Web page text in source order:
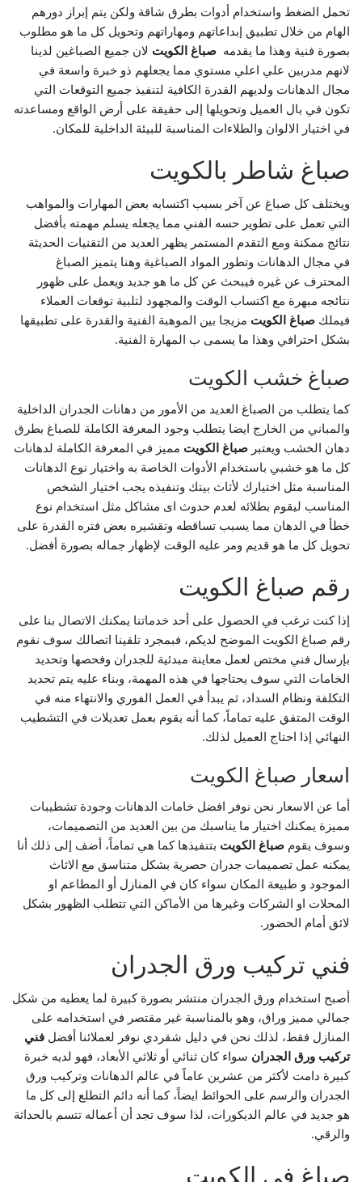
تحمل الضغط واستخدام أدوات بطرق شاقة ولكن يتم إبراز دورهم
الهام من خلال تطبيق إبداعاتهم ومهاراتهم وتحويل كل ما هو مطلوب
بصورة فنية وهذا ما يقدمه صباغ الكويت لان جميع الصباغين لدينا
لانهم مدربين علي اعلي مستوي مما يجعلهم ذو خبرة واسعة في
مجال الدهانات ولديهم القدرة الكافية لتنفيذ جميع التوقعات التي
تكون في بال العميل وتحويلها إلى حقيقة على أرض الواقع ومساعدته
في اختيار الالوان والطلاءات المناسبة للبيئة الداخلية للمكان.
صباغ شاطر بالكويت
ويختلف كل صباغ عن آخر بسبب اكتسابه بعض المهارات والمواهب
التي تعمل على تطوير حسه الفني مما يجعله يسلم مهمته بأفضل
نتائج ممكنة ومع التقدم المستمر يظهر العديد من التقنيات الحديثة
في مجال الدهانات وتطور المواد الصباغية وهنا يتميز الصباغ
المحترف عن غيره فيبحث عن كل ما هو جديد ويعمل على ظهور
نتائجه مبهرة مع اكتساب الوقت والمجهود لتلبية توقعات العملاء
فيملك صباغ الكويت مزيجا بين الموهبة الفنية والقدرة على تطبيقها
بشكل احترافي وهذا ما يسمى ب المهارة الفنية.
صباغ خشب الكويت
كما يتطلب من الصباغ العديد من الأمور من دهانات الجدران الداخلية
والمباني من الخارج ايضا يتطلب وجود المعرفة الكاملة للصباغ بطرق
دهان الخشب ويعتبر صباغ الكويت مميز في المعرفة الكاملة لدهانات
كل ما هو خشبي باستخدام الأدوات الخاصة به واختيار نوع الدهانات
المناسبة مثل اختيارك لأثاث بيتك وتنفيذه يجب اختيار الشخص
المناسب ليقوم بطلائه لعدم حدوث اى مشاكل مثل استخدام نوع
خطأ في الدهان مما يسبب تساقطه وتقشيره بعض فتره القدرة على
تحويل كل ما هو قديم ومر عليه الوقت لإظهار جماله بصورة أفضل.
رقم صباغ الكويت
إذا كنت ترغب في الحصول على أحد خدماتنا يمكنك الاتصال بنا على
رقم صباغ الكويت الموضح لديكم، فبمجرد تلقينا اتصالك سوف نقوم
بإرسال فني مختص لعمل معاينة مبدئية للجدران وفحصها وتحديد
الخامات التي سوف يحتاجها في هذه المهمة، وبناء عليه يتم تحديد
التكلفة ونظام السداد، ثم يبدأ في العمل الفوري والانتهاء منه في
الوقت المتفق عليه تماماً، كما أنه يقوم بعمل تعديلات في التشطيب
النهائي إذا احتاج العميل لذلك.
اسعار صباغ الكويت
أما عن الاسعار نحن نوفر افضل خامات الدهانات وجودة تشطيبات
مميزة يمكنك اختيار ما يناسبك من بين العديد من التصميمات،
وسوف يقوم صباغ الكويت بتنفيذها كما هي تماماً، أضف إلى ذلك أنا
يمكنه عمل تصميمات جدران حصرية بشكل متناسق مع الاثاث
الموجود و طبيعة المكان سواء كان في المنازل أو المطاعم او
المحلات او الشركات وغيرها من الأماكن التي تتطلب الظهور بشكل
لائق أمام الحضور.
فني تركيب ورق الجدران
أصبح استخدام ورق الجدران منتشر بصورة كبيرة لما يعطيه من شكل
جمالي مميز وراق، وهو بالمناسبة غير مقتصر في استخدامه على
المنازل فقط، لذلك نحن في دليل شقردي نوفر لعملائنا أفضل فني
تركيب ورق الجدران سواء كان ثنائي أو ثلاثي الأبعاد، فهو لديه خبرة
كبيرة دامت لأكثر من عشرين عاماً في عالم الدهانات وتركيب ورق
الجدران والرسم على الحوائط ايضاً، كما أنه دائم التطلع إلى كل ما
هو جديد في عالم الديكورات، لذا سوف تجد أن أعماله تتسم بالحداثة
والرقي.
صباغ في الكويت